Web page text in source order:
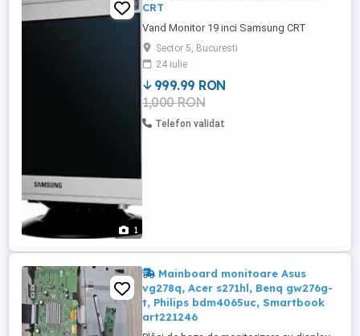
1
CRT
Vand Monitor 19 inci Samsung CRT
Sector 5, Bucuresti
24 iulie
999.99 RON
1,000 RON
Telefon validat
Mainboard monitoare Asus
vg278q, Acer s271hl, Benq gw276g-
t, Philips bdm4065uc, Smartbook
art221246